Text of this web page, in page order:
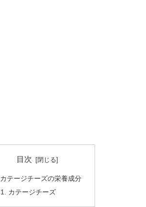
目次
カテージチーズの栄養成分
カテージチーズ